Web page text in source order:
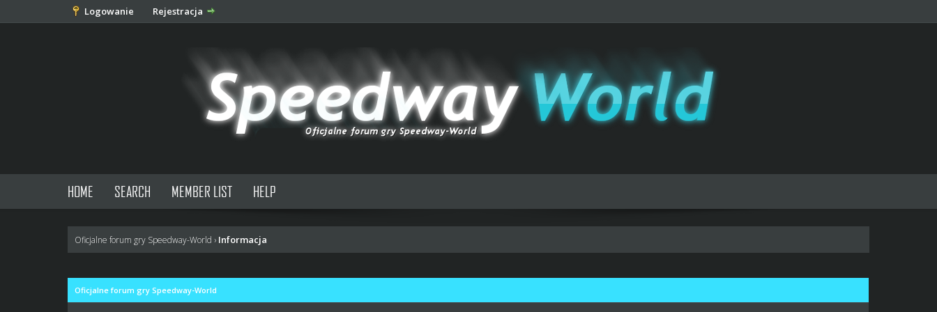
Logowanie Rejestracja
HOME SEARCH MEMBER LIST HELP
Oficjalne forum gry Speedway-World › Informacja
Oficjalne forum gry Speedway-World